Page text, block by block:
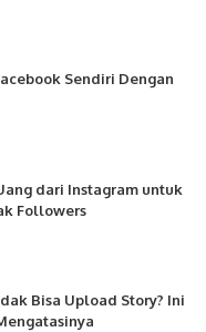
Sendiri Dengan
dari Instagram untuk
Followers
Bisa Upload Story? Ini